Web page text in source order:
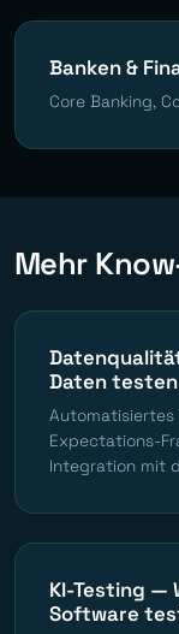
Banken &
Core Banking,
Mehr
Daten testen
Automatisiertes
Expectations-
Integration mit
KI-Testing —
Software